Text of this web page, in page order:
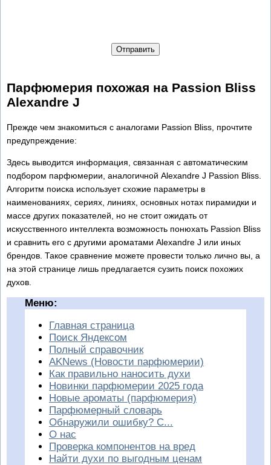
Отправить
Парфюмерия похожая на Passion Bliss
Alexandre J
Прежде чем знакомиться с аналогами Passion Bliss, прочтите
предупреждение:
Здесь выводится информация, связанная с автоматическим
подбором парфюмерии, аналогичной Alexandre J Passion Bliss.
Алгоритм поиска использует схожие параметры в
наименованиях, сериях, линиях, основных нотах пирамидки и
массе других показателей, но не стоит ожидать от
искусственного интеллекта возможность понюхать Passion Bliss
и сравнить его с другими ароматами Alexandre J или иных
брендов. Такое сравнение можете провести только лично вы, а
на этой странице лишь предлагается сузить поиск похожих
духов.
Меню:
Главная страница
Поиск Яндексом
Полный справочник
AKNews (Новости парфюмерии)
Как правильно наносить духи
Новинки парфюмерии 2025 года
Новые ароматы (парфюмерия)
Парфюмерный словарь
Обнаружили ошибку? С...
О нас
Проверка компонентов на вред
Найти духи по выгодным ценам